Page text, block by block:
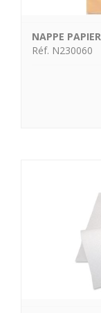
NAPPE
Réf. N230060